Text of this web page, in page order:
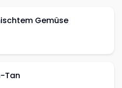
Gemüse
Tan